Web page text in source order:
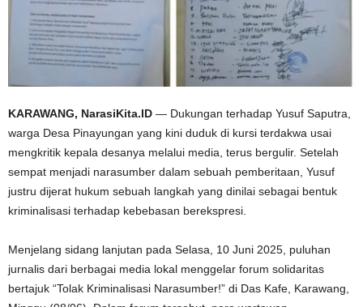
KARAWANG, NarasiKita.ID — Dukungan terhadap Yusuf Saputra,
warga Desa Pinayungan yang kini duduk di kursi terdakwa usai
mengkritik kepala desanya melalui media, terus bergulir. Setelah
sempat menjadi narasumber dalam sebuah pemberitaan, Yusuf
justru dijerat hukum sebuah langkah yang dinilai sebagai bentuk
kriminalisasi terhadap kebebasan berekspresi.
Menjelang sidang lanjutan pada Selasa, 10 Juni 2025, puluhan
jurnalis dari berbagai media lokal menggelar forum solidaritas
bertajuk “Tolak Kriminalisasi Narasumber!” di Das Kafe, Karawang,